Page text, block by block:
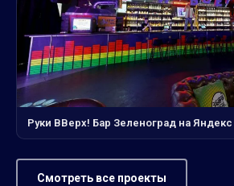
Руки ВВерх! Бар Зеленоград на Яндекс
Смотреть все проекты